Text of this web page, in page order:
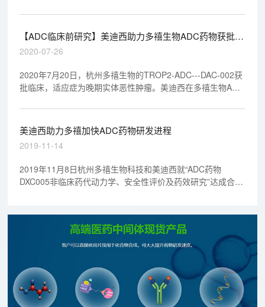
安全性评价研究，其中3个ADC药物研究资料已顺利通过
NMPA和FDA审评，另外1个将在2019年提交NMPA审评。
【ADC临床前研究】美迪西助力多禧生物ADC药物获批临
床
2020-07-26
2020年7月20日，杭州多禧生物的TROP2-ADC---DAC-002获
批临床，适应症为晚期实体恶性肿瘤。美迪西在多禧生物ADC
加速了研发进程。
美迪西助力多禧加快ADC药物研发进程
2019-11-14
2019年11月8日杭州多禧生物科技和美迪西就“ADC药物
DXC005非临床药代动力学、安全性评价及药效研究”达成合作